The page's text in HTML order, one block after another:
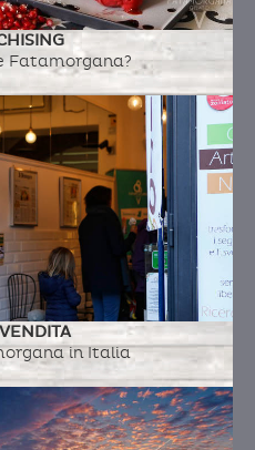
Fatamorgana?
in Italia